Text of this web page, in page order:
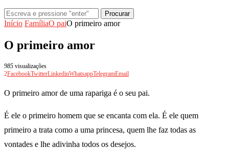
Procurar
Início FamíliaO paiO primeiro amor
O primeiro amor
985 visualizações
2FacebookTwitterLinkedinWhatsappTelegramEmail
O primeiro amor de uma rapariga é o seu pai.
É ele o primeiro homem que se encanta com ela. É ele quem
primeiro a trata como a uma princesa, quem lhe faz todas as
vontades e lhe adivinha todos os desejos.